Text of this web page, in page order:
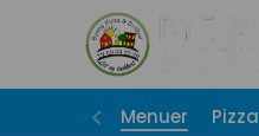
Menuer Pizza